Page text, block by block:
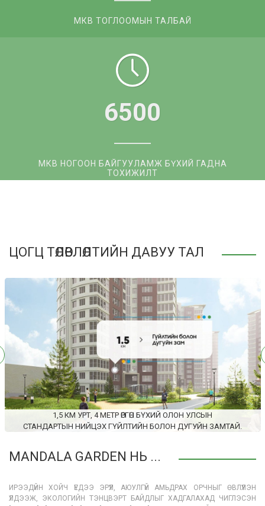
МКВ ТОГЛООМЫН ТАЛБАЙ​
6500
МКВ НОГООН БАЙГУУЛАМЖ БҮХИЙ ГАДНА
ТОХИЖИЛТ​​
ЦОГЦ ТӨЛӨВЛӨЛТИЙН ДАВУУ ТАЛ
1,5 КМ УРТ, 4 МЕТР ӨРГӨН БҮХИЙ ОЛОН УЛСЫН
СТАНДАРТЫН НИЙЦЭХ ГҮЙЛТИЙН БОЛОН ДУГУЙН ЗАМТАЙ.
MANDALA GARDEN НЬ ...
ИРЭЭДҮЙН ХОЙЧ ҮЕДЭЭ ЭРҮҮЛ, АЮУЛГҮЙ АМЬДРАХ ОРЧНЫГ ӨВЛҮҮЛЭН
ҮЛДЭЭЖ, ЭКОЛОГИЙН ТЭНЦВЭРТ БАЙДЛЫГ ХАДГАЛАХАД ЧИГЛЭСЭН